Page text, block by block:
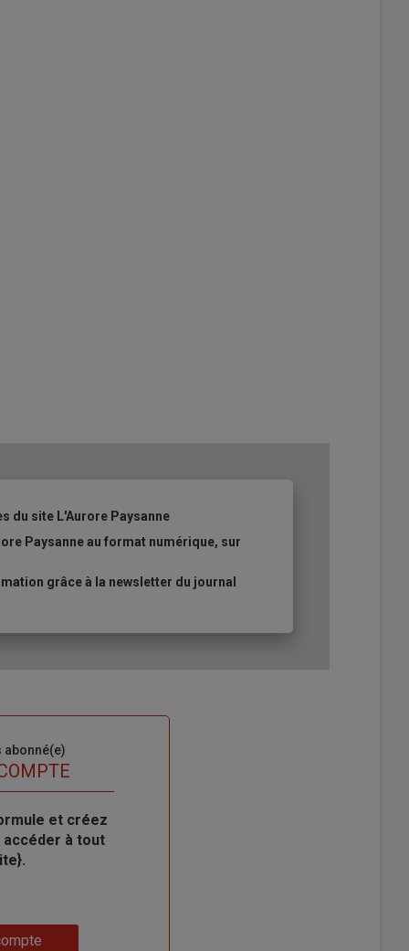
du site L'Aurore Paysanne
Paysanne au format numérique, sur
grâce à la newsletter du journal
abonné(e)
et créez
à tout